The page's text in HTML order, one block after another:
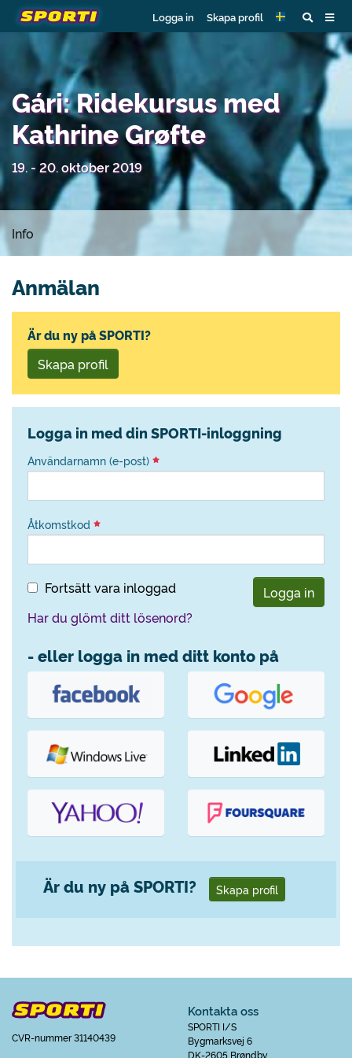
Logga in Skapa profil
Gári: Ridekursus med
Kathrine Grøfte
19. - 20. oktober 2019
Info
Anmälan
Är du ny på SPORTI?
Skapa profil
Logga in med din SPORTI-inloggning
Användarnamn (e-post)
Åtkomstkod
Fortsätt vara inloggad
Logga in
Har du glömt ditt lösenord?
- eller logga in med ditt konto på
Är du ny på SPORTI? Skapa profil
CVR-nummer 31140439
Kontakta oss
SPORTI I/S
Bygmarksvej 6
DK-2605 Brøndby